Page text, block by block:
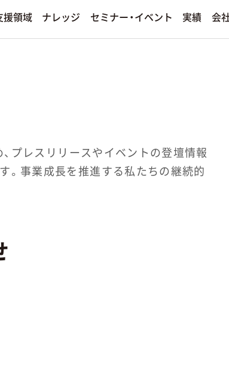
援領域 ナレッジ セミナー・イベント 実績 会
ファンダムマーケティング
エンターテインメントマーケティング
プレスリリースやイベントの登壇情報
。事業成長を推進する私たちの継続的